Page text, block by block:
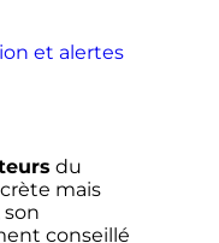
et alertes
du
mais
son
conseillé